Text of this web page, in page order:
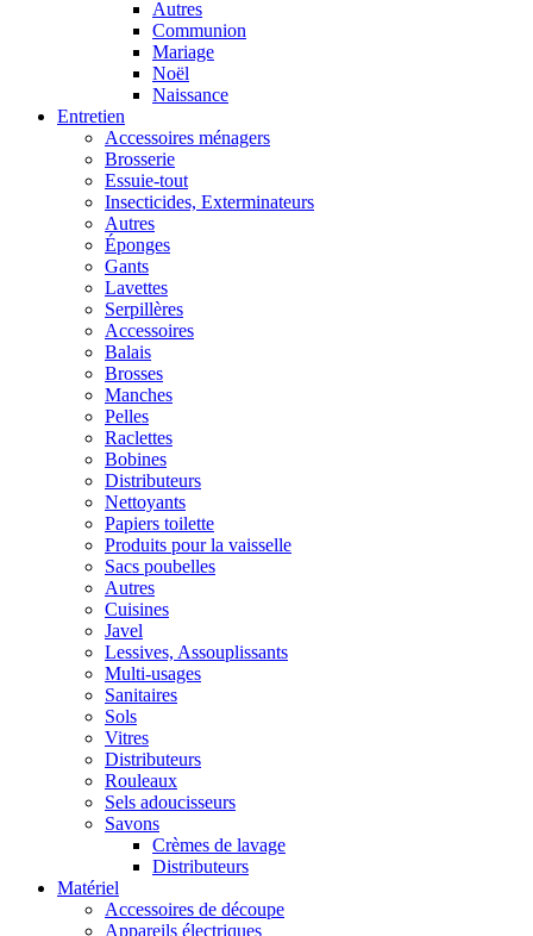
Autres
Communion
Mariage
Noël
Naissance
Entretien
Accessoires ménagers
Brosserie
Essuie-tout
Insecticides, Exterminateurs
Autres
Éponges
Gants
Lavettes
Serpillères
Accessoires
Balais
Brosses
Manches
Pelles
Raclettes
Bobines
Distributeurs
Nettoyants
Papiers toilette
Produits pour la vaisselle
Sacs poubelles
Autres
Cuisines
Javel
Lessives, Assouplissants
Multi-usages
Sanitaires
Sols
Vitres
Distributeurs
Rouleaux
Sels adoucisseurs
Savons
Crèmes de lavage
Distributeurs
Matériel
Accessoires de découpe
Appareils électriques